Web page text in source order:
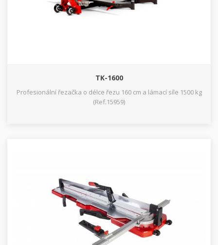
TK-1600
Profesionální řezačka o délce řezu 160 cm a lámací síle 1500 kg
(Ref.15959)